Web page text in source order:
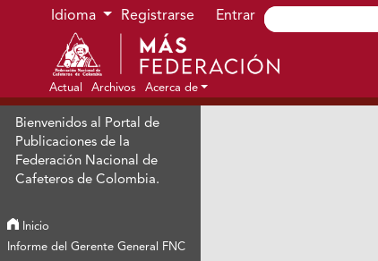
Ir al menú de navegación principal
Ir al contenido principal
Ir al pie de página del sitio
Idioma Registrarse Entrar
Actual Archivos Acerca de
Bienvenidos al Portal de
Publicaciones de la
Federación Nacional de
Cafeteros de Colombia.
Inicio
Informe del Gerente General FNC